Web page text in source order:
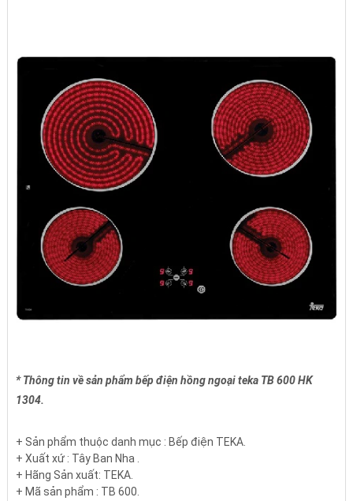
* Thông tin về sản phẩm bếp điện hồng ngoại teka TB 600 HK
1304.
+ Sản phẩm thuộc danh mục : Bếp điện TEKA.
+ Xuất xứ : Tây Ban Nha .
+ Hãng Sản xuất: TEKA.
+ Mã sản phẩm : TB 600.